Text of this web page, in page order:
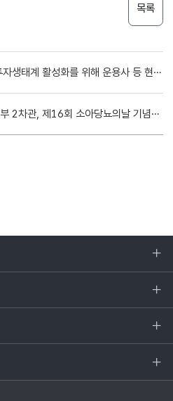
목록
바이오 투자생태계 활성화를 위해 운용사 등 현장의견 청취
보건복지부 2차관, 제16회 소아당뇨의날 기념식 참석